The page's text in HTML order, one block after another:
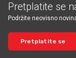
Pretplatite se
Podržite neovisno
Pretplatite se